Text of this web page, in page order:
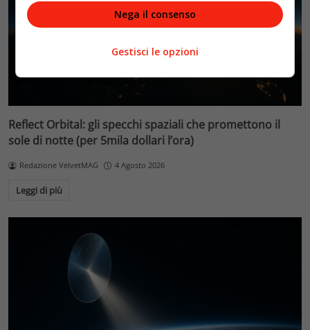
Reflect Orbital: gli specchi spaziali che promettono il
sole di notte (per 5mila dollari l’ora)
Redazione VelvetMAG 4 Agosto 2026
Leggi di più
Nega il consenso
Gestisci le opzioni